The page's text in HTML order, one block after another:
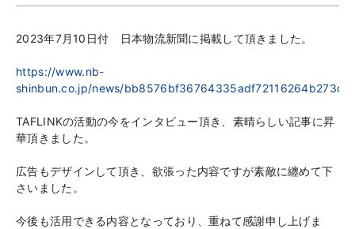
2023年7月10日付 日本物流新聞に掲載して頂きました。
https://www.nb-
shinbun.co.jp/news/
TAFLINKの活動の今をインタビュー頂き、素晴らしい記事に昇
華頂きました。
広告もデザインして頂き、欲張った内容ですが素敵に纏めて下
さいました。
今後も活用できる内容となっており、重ねて感謝申し上げま